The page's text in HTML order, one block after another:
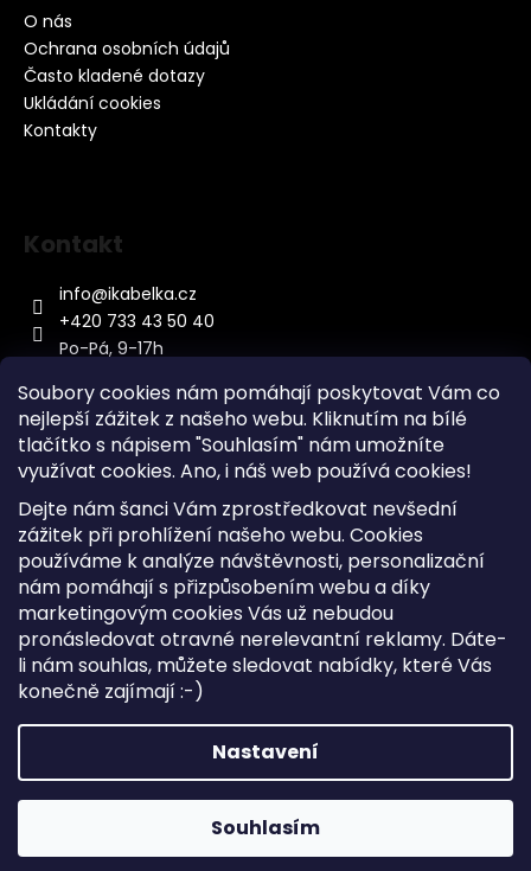
Soubory cookies nám pomáhají poskytovat Vám co
nejlepší zážitek z našeho webu. Kliknutím na bílé
tlačítko s nápisem "Souhlasím" nám umožníte
využívat cookies. Ano, i náš web používá cookies!
Dejte nám šanci Vám zprostředkovat nevšední
zážitek při prohlížení našeho webu. Cookies
používáme k analýze návštěvnosti, personalizační
nám pomáhají s přizpůsobením webu a díky
marketingovým cookies Vás už nebudou
pronásledovat otravné nerelevantní reklamy. Dáte-
li nám souhlas, můžete sledovat nabídky, které Vás
konečně zajímají :-)
Nastavení
Souhlasím
O nás
Ochrana osobních údajů
Často kladené dotazy
Ukládání cookies
Kontakty
Kontakt
info@ikabelka.cz
+420 733 43 50 40
Po-Pá, 9-17h
Kontakt
Sitemap
Doprava a Platba
Reklamace Zboží
Obchodní podmínky
iKabelka.cz. Všechna práva vyhrazena.
Upravit nastavení cookies